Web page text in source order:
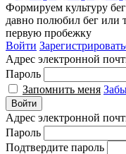
Формируем культуру
давно полюбил бег или
первую пробежку
Войти
Адрес электронной
Пароль
Запомнить меня
Войти
Адрес электронной
Пароль
Подтвердите пароль